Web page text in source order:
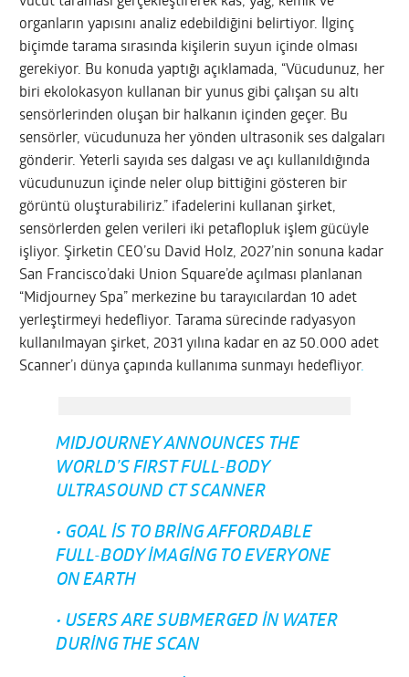
organların yapısını analiz edebildiğini belirtiyor. İlginç
biçimde tarama sırasında kişilerin suyun içinde olması
gerekiyor. Bu konuda yaptığı açıklamada, “Vücudunuz, her
biri ekolokasyon kullanan bir yunus gibi çalışan su altı
sensörlerinden oluşan bir halkanın içinden geçer. Bu
sensörler, vücudunuza her yönden ultrasonik ses dalgaları
gönderir. Yeterli sayıda ses dalgası ve açı kullanıldığında
vücudunuzun içinde neler olup bittiğini gösteren bir
görüntü oluşturabiliriz.” ifadelerini kullanan şirket,
sensörlerden gelen verileri iki petaflopluk işlem gücüyle
işliyor. Şirketin CEO’su David Holz, 2027’nin sonuna kadar
San Francisco’daki Union Square’de açılması planlanan
“Midjourney Spa” merkezine bu tarayıcılardan 10 adet
yerleştirmeyi hedefliyor. Tarama sürecinde radyasyon
kullanılmayan şirket, 2031 yılına kadar en az 50.000 adet
Scanner’ı dünya çapında kullanıma sunmayı hedefliyor.
MIDJOURNEY ANNOUNCES THE
WORLD’S FIRST FULL-BODY
ULTRASOUND CT SCANNER
• GOAL IS TO BRING AFFORDABLE
FULL-BODY IMAGING TO EVERYONE
ON EARTH
• USERS ARE SUBMERGED IN WATER
DURING THE SCAN